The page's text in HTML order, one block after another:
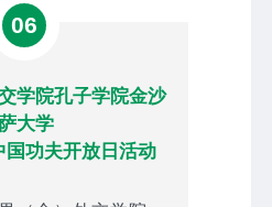
06
学院孔子学院金沙
大学
国功夫开放日活动